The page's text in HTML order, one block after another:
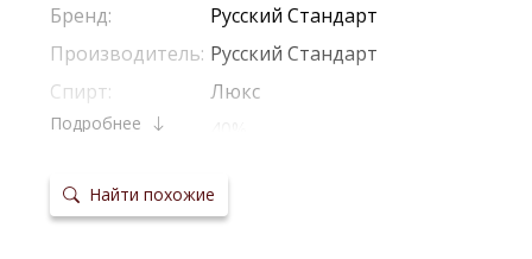
Бренд:
Русский Стандарт
Производитель: Русский Стандарт
Спирт:
Люкс
Крепость:
Сырье:
Пшеница
Подробнее
Найти похожие